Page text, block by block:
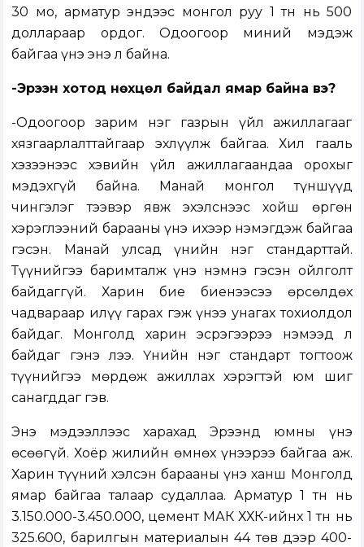
30 мо, арматур эндээс монгол руу 1 тн нь 500
доллараар ордог. Одоогоор миний мэдэж
байгаа үнэ энэ л байна.
-Эрээн хотод нөхцөл байдал ямар байна вэ?
-Одоогоор зарим нэг газрын үйл ажиллагааг
хязгаарлалттайгаар эхлүүлж байгаа. Хил гааль
хэзээнээс хэвийн үйл ажиллагаандаа орохыг
мэдэхгүй байна. Манай монгол түншүүд
чингэлэг тээвэр явж эхэлснээс хойш өргөн
хэрэглээний барааны үнэ ихээр нэмэгдэж байгаа
гэсэн. Манай улсад үнийн нэг стандарттай.
Түүнийгээ баримталж үнэ нэмнэ гэсэн ойлголт
байдаггүй. Харин бие биенээсээ өрсөлдөх
чадвараар илүү гарах гэж үнээ унагах тохиолдол
байдаг. Монголд харин эсрэгээрээ нэмээд л
байдаг гэнэ лээ. Үнийн нэг стандарт тогтоож
түүнийгээ мөрдөж ажиллах хэрэгтэй юм шиг
санагддаг гэв.
Энэ мэдээллээс харахад Эрээнд юмны үнэ
өсөөгүй. Хоёр жилийн өмнөх үнээрээ байгаа аж.
Харин түүний хэлсэн барааны үнэ ханш Монголд
ямар байгаа талаар судаллаа. Арматур 1 тн нь
3.150.000-3.450.000, цемент МАК ХХК-ийнх 1 тн нь
325.600, барилгын материалын 44 төв дээр 400-